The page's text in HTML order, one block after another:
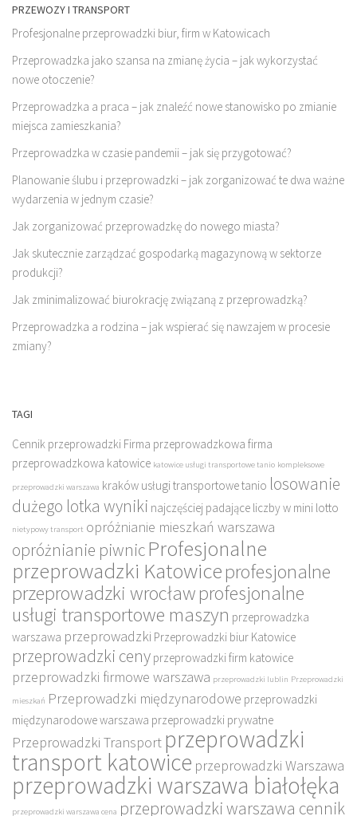
PRZEWOZY I TRANSPORT
Profesjonalne przeprowadzki biur, firm w Katowicach
Przeprowadzka jako szansa na zmianę życia – jak wykorzystać
nowe otoczenie?
Przeprowadzka a praca – jak znaleźć nowe stanowisko po zmianie
miejsca zamieszkania?
Przeprowadzka w czasie pandemii – jak się przygotować?
Planowanie ślubu i przeprowadzki – jak zorganizować te dwa ważne
wydarzenia w jednym czasie?
Jak zorganizować przeprowadzkę do nowego miasta?
Jak skutecznie zarządzać gospodarką magazynową w sektorze
produkcji?
Jak zminimalizować biurokrację związaną z przeprowadzką?
Przeprowadzka a rodzina – jak wspierać się nawzajem w procesie
zmiany?
TAGI
Cennik przeprowadzki Firma przeprowadzkowa firma
przeprowadzkowa katowice katowice usługi transportowe tanio kompleksowe
przeprowadzki warszawa kraków usługi transportowe tanio losowanie
dużego lotka wyniki najczęściej padające liczby w mini lotto
nietypowy transport opróżnianie mieszkań warszawa
opróżnianie piwnicProfesjonalne
przeprowadzki Katowiceprofesjonalne
przeprowadzki wrocławprofesjonalne
usługi transportowe maszyn przeprowadzka
warszawa przeprowadzki Przeprowadzki biur Katowice
przeprowadzki ceny przeprowadzki firm katowice
przeprowadzki firmowe warszawa przeprowadzki lublin Przeprowadzki
mieszkań Przeprowadzki międzynarodowe przeprowadzki
międzynarodowe warszawa przeprowadzki prywatne
Przeprowadzki Transport przeprowadzki
transport katowice przeprowadzki Warszawa
przeprowadzki warszawa białołęka
przeprowadzki warszawa cena przeprowadzki warszawa cennik